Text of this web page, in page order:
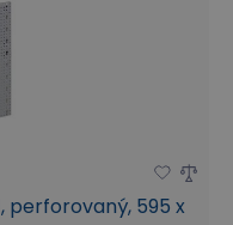
perforovaný, 595 x